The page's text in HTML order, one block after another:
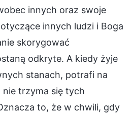
innych oraz swoje
innych ludzi i Boga
skorygować
odkryte. A kiedy żyje
stanach, potrafi na
nie trzyma się tych
to, że w chwili, gdy